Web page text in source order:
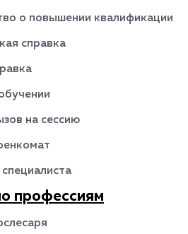
о повышении квалификации
справка
на сессию
профессиям